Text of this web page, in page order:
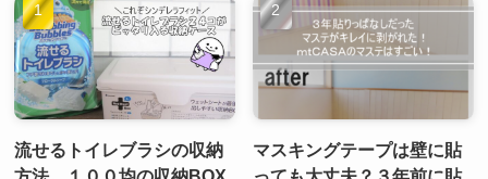
流せるトイレブラシの収納
マスキングテープは壁に貼